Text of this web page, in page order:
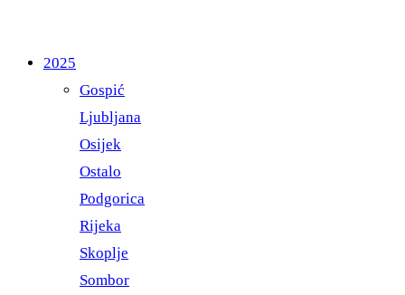
2025
Gospić
Ljubljana
Osijek
Ostalo
Podgorica
Rijeka
Skoplje
Sombor